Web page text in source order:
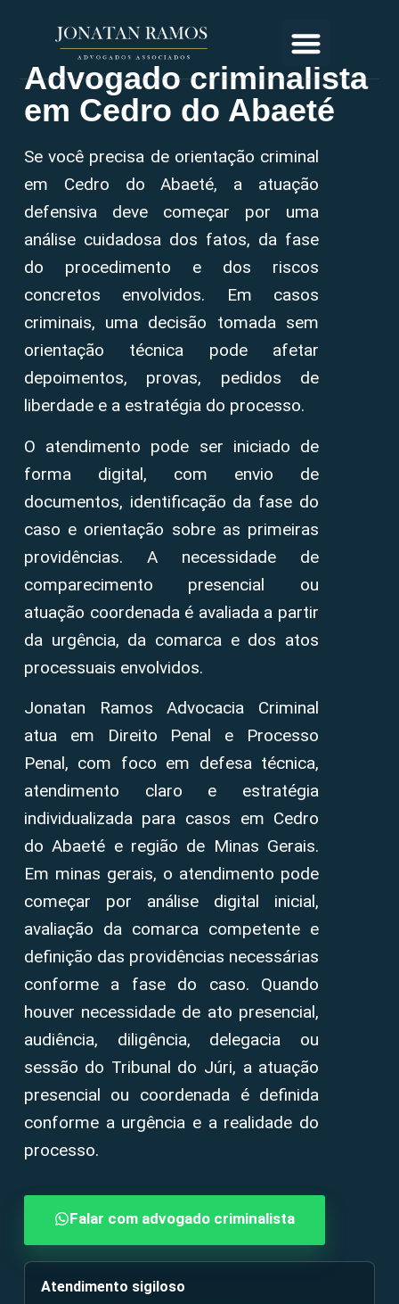
Advogado criminalista
em Cedro do Abaeté
Se você precisa de orientação criminal
em Cedro do Abaeté, a atuação
defensiva deve começar por uma
análise cuidadosa dos fatos, da fase
do procedimento e dos riscos
concretos envolvidos. Em casos
criminais, uma decisão tomada sem
orientação técnica pode afetar
depoimentos, provas, pedidos de
liberdade e a estratégia do processo.
O atendimento pode ser iniciado de
forma digital, com envio de
documentos, identificação da fase do
caso e orientação sobre as primeiras
providências. A necessidade de
comparecimento presencial ou
atuação coordenada é avaliada a partir
da urgência, da comarca e dos atos
processuais envolvidos.
Jonatan Ramos Advocacia Criminal
atua em Direito Penal e Processo
Penal, com foco em defesa técnica,
atendimento claro e estratégia
individualizada para casos em Cedro
do Abaeté e região de Minas Gerais.
Em minas gerais, o atendimento pode
começar por análise digital inicial,
avaliação da comarca competente e
definição das providências necessárias
conforme a fase do caso. Quando
houver necessidade de ato presencial,
audiência, diligência, delegacia ou
sessão do Tribunal do Júri, a atuação
presencial ou coordenada é definida
conforme a urgência e a realidade do
processo.
Falar com advogado criminalista
Atendimento sigiloso